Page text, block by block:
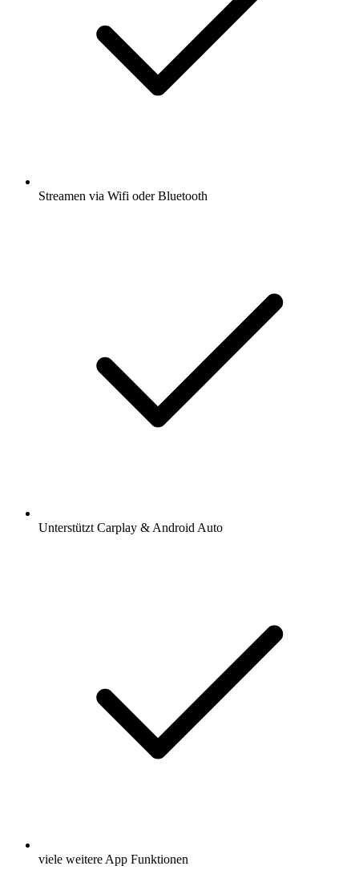
Streamen via Wifi oder Bluetooth
Unterstützt Carplay & Android Auto
viele weitere App Funktionen